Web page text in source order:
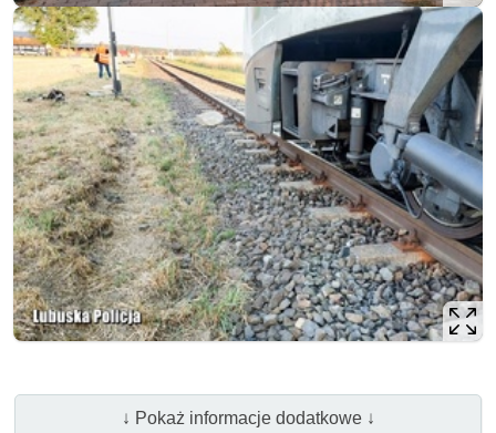
↓ Pokaż informacje dodatkowe ↓